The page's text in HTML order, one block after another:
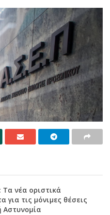
Τα νέα οριστικά
για τις μόνιμες θέσεις
Αστυνομία